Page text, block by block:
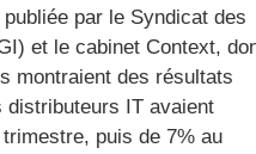
par le Syndicat des
et le cabinet Context,
montraient des résultats
IT avaient
puis de 7% au